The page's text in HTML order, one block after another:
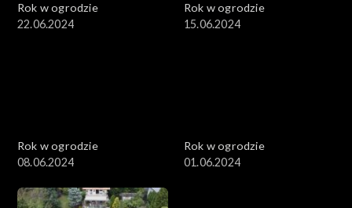
Rok w ogrodzie
22.06.2024
Rok w ogrodzie
15.06.2024
Rok w ogrodzie
08.06.2024
Rok w ogrodzie
01.06.2024